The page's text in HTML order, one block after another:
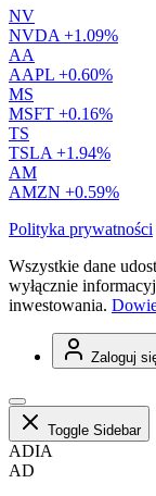
NV
NVDA +1.09%
AA
AAPL +0.60%
MS
MSFT +0.16%
TS
TSLA +1.94%
AM
AMZN +0.59%
Polityka prywatności
Wszystkie dane
wyłącznie
inwestowania.
Zaloguj
Toggle Sidebar
ADIA
AD